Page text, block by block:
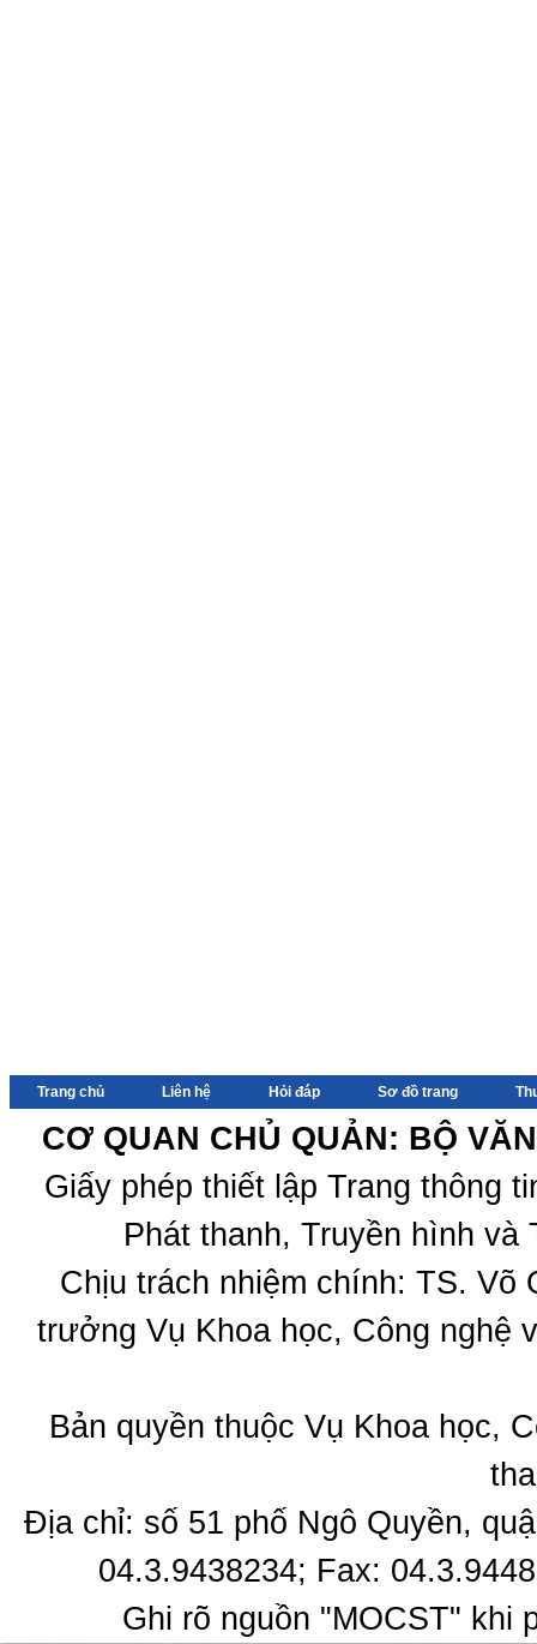
Trang chủ Liên hệ Hỏi đáp Sơ đồ trang
CƠ QUAN CHỦ QUẢN: BỘ
Giấy phép thiết lập Trang thông
Phát thanh, Truyền hình
Chịu trách nhiệm chính: TS.
trưởng Vụ Khoa học, Công nghệ
Bản quyền thuộc Vụ Khoa học,
Địa chỉ: số 51 phố Ngô Quyền,
04.3.9438234; Fax:
Ghi rõ nguồn "MOCST" khi